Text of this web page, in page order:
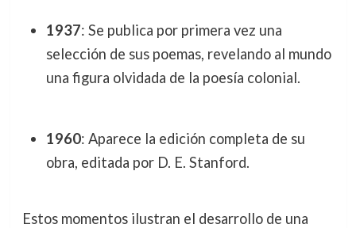
1937: Se publica por primera vez una
selección de sus poemas, revelando al mundo
una figura olvidada de la poesía colonial.
1960: Aparece la edición completa de su
obra, editada por D. E. Stanford.
Estos momentos ilustran el desarrollo de una